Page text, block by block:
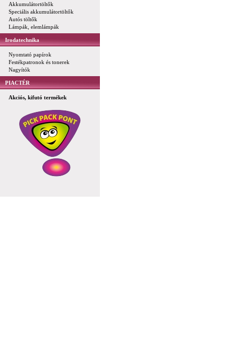
Akkumulátortöltők
Speciális akkumulátortöltők
Autós töltők
Lámpák, elemlámpák
Irodatechnika
Nyomtató papírok
Festékpatronok és tonerek
Nagyítók
PIACTÉR
Akciós, kifutó termékek